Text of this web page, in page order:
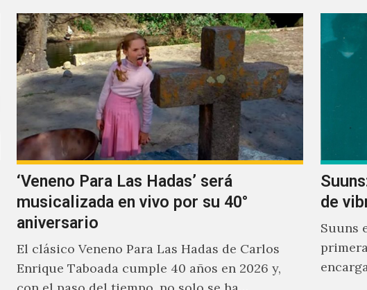
‘Veneno Para Las Hadas’ será
musicalizada en vivo por su 40°
aniversario
El clásico Veneno Para Las Hadas de Carlos
Enrique Taboada cumple 40 años en 2026 y,
de
Suuns